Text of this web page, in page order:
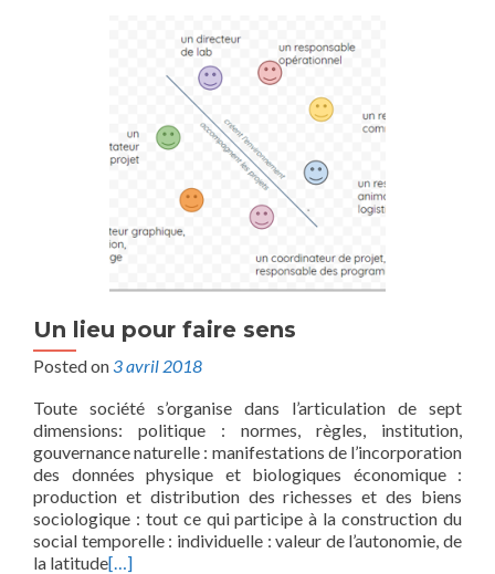
Un lieu pour faire sens
Posted on 3 avril 2018
Toute société s’organise dans l’articulation de sept
dimensions: politique : normes, règles, institution,
gouvernance naturelle : manifestations de l’incorporation
des données physique et biologiques économique :
production et distribution des richesses et des biens
sociologique : tout ce qui participe à la construction du
social temporelle : individuelle : valeur de l’autonomie, de
la latitude[…]